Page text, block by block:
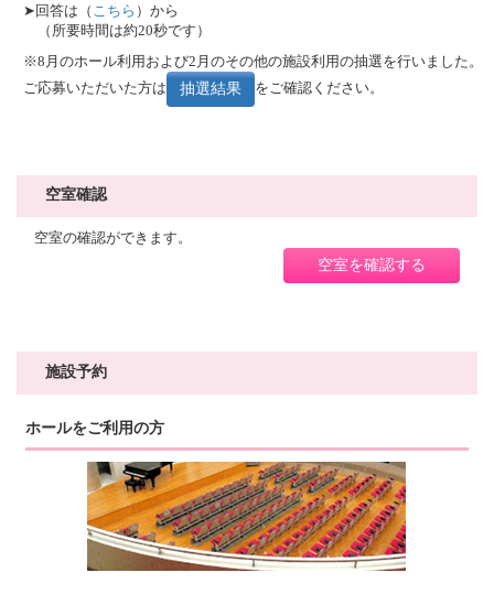
➤回答は（ こちら ）から
（所要時間は約20秒です）
※8月のホール利用および2月のその他の施設利用の抽選を行いました。
ご応募いただいた方は
抽選結果 をご確認ください。
空室確認
空室の確認ができます。
空室を確認する
施設予約
ホールをご利用の方